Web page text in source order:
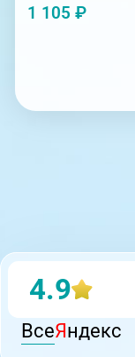
1 105 ₽
4.9
ВсеЯндекс